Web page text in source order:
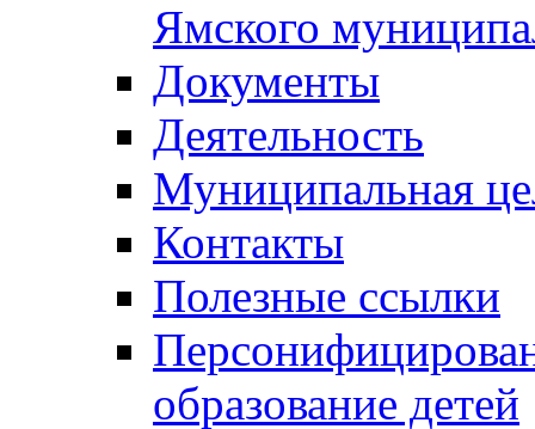
Ямского
Документы
Деятельность
Муниципальная
Контакты
Полезные ссылки
образование детей